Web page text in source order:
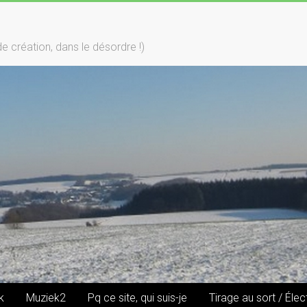
création, dans le désordre !)
Muziek2 Pq ce site, qui suis-je Tirage au sort /